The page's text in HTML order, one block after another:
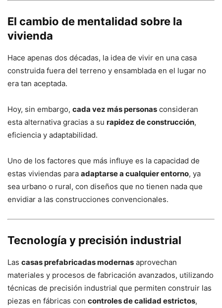
El cambio de mentalidad sobre la
vivienda
Hace apenas dos décadas, la idea de vivir en una casa
construida fuera del terreno y ensamblada en el lugar no
era tan aceptada.
Hoy, sin embargo, cada vez más personas consideran
esta alternativa gracias a su rapidez de construcción,
eficiencia y adaptabilidad.
Uno de los factores que más influye es la capacidad de
estas viviendas para adaptarse a cualquier entorno, ya
sea urbano o rural, con diseños que no tienen nada que
envidiar a las construcciones convencionales.
Tecnología y precisión industrial
Las casas prefabricadas modernas aprovechan
materiales y procesos de fabricación avanzados, utilizando
técnicas de precisión industrial que permiten construir las
piezas en fábricas con controles de calidad estrictos,